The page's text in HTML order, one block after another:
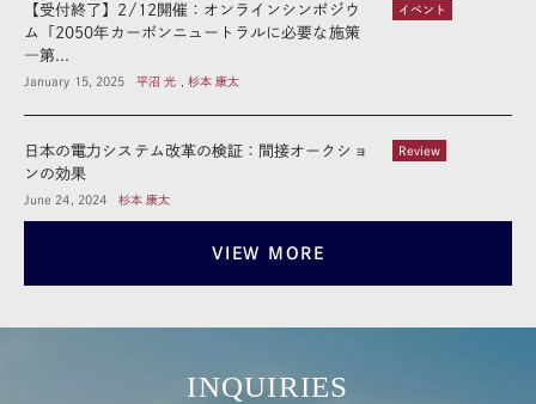
イベント
【受付終了】2/12開催：オンラインシンポジウ
ム「2050年カーボンニュートラルに必要な施策
―第...
January 15, 2025 平沼 光 , 杉本 康太
Review
日本の電力システム改革の検証：間接オークショ
ンの効果
June 24, 2024 杉本 康太
VIEW MORE
INQUIRIES